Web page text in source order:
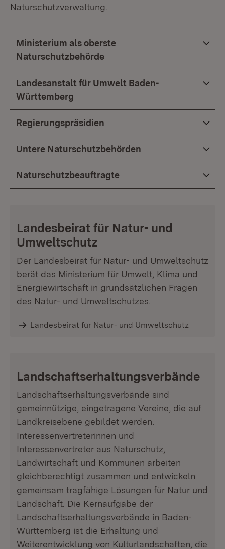
Naturschutzverwaltung.
Ministerium als oberste
Naturschutzbehörde
Landesanstalt für Umwelt Baden-
Württemberg
Regierungspräsidien
Untere Naturschutzbehörden
Naturschutzbeauftragte
Landesbeirat für Natur- und
Umweltschutz
Der Landesbeirat für Natur- und Umweltschutz
berät das Ministerium für Umwelt, Klima und
Energiewirtschaft in grundsätzlichen Fragen
des Natur- und Umweltschutzes.
Landesbeirat für Natur- und Umweltschutz
Landschaftserhaltungsverbände
Landschaftserhaltungsverbände sind
gemeinnützige, eingetragene Vereine, die auf
Landkreisebene gebildet werden.
Interessenvertreterinnen und
Interessenvertreter aus Naturschutz,
Landwirtschaft und Kommunen arbeiten
gleichberechtigt zusammen und entwickeln
gemeinsam tragfähige Lösungen für Natur und
Landschaft. Die Kernaufgabe der
Landschaftserhaltungsverbände in Baden-
Württemberg ist die Erhaltung und
Weiterentwicklung von Kulturlandschaften, die